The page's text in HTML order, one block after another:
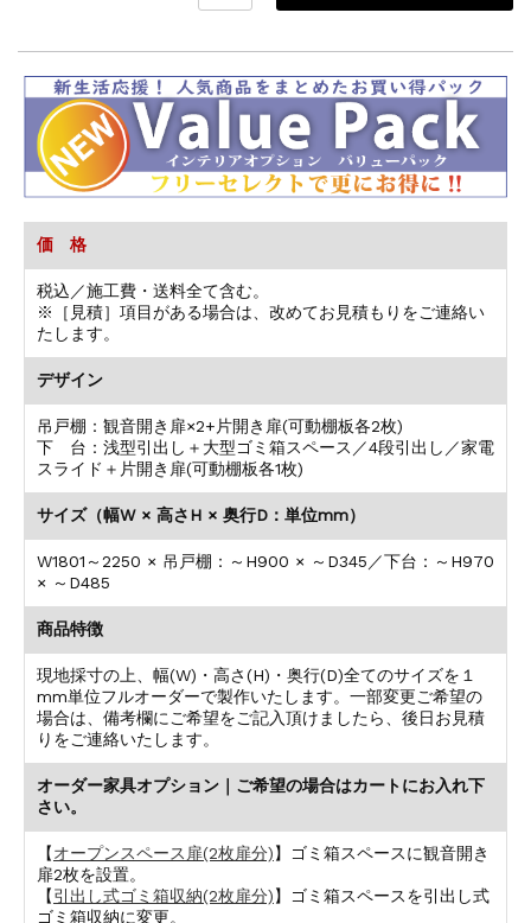
価 格
税込／施工費・送料全て含む。
※［見積］項目がある場合は、改めてお見積もりをご連絡い
たします。
デザイン
吊戸棚：観音開き扉×2+片開き扉(可動棚板各2枚)
下 台：浅型引出し＋大型ゴミ箱スペース／4段引出し／家電
スライド＋片開き扉(可動棚板各1枚)
サイズ（幅W × 高さH × 奥行D：単位mm）
W1801～2250 × 吊戸棚：～H900 × ～D345／下台：～H970
× ～D485
商品特徴
現地採寸の上、幅(W)・高さ(H)・奥行(D)全てのサイズを１
mm単位フルオーダーで製作いたします。一部変更ご希望の
場合は、備考欄にご希望をご記入頂けましたら、後日お見積
りをご連絡いたします。
オーダー家具オプション｜ご希望の場合はカートにお入れ下
さい。
【オープンスペース扉(2枚扉分)】ゴミ箱スペースに観音開き
扉2枚を設置。
【引出し式ゴミ箱収納(2枚扉分)】ゴミ箱スペースを引出し式
ゴミ箱収納に変更。